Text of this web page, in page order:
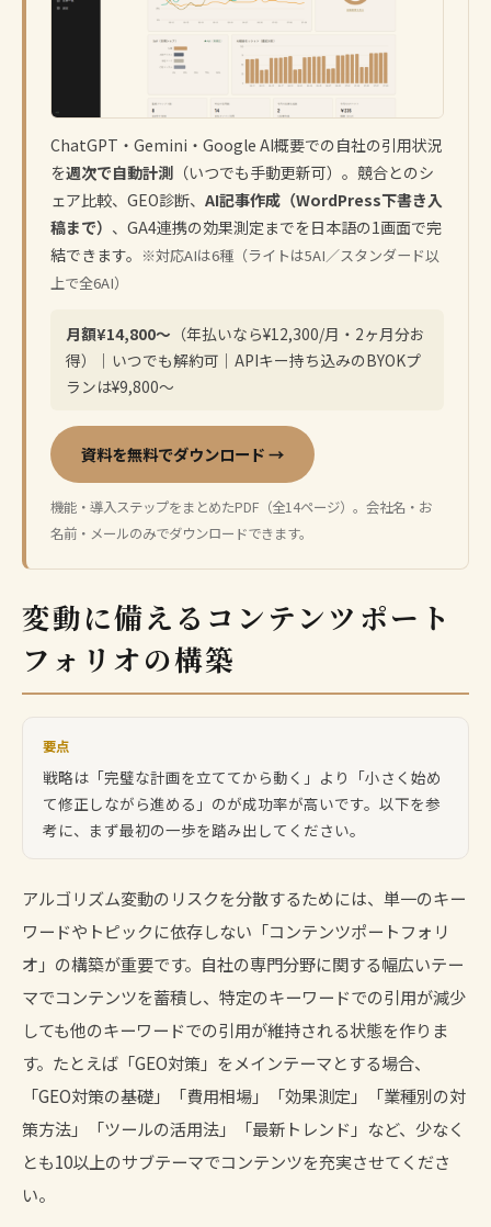
ChatGPT・Gemini・Google AI概要での自社の引用状況
を週次で自動計測 （いつでも手動更新可）。競合とのシ
ェア比較、GEO診断、 AI記事作成（WordPress下書き入
稿まで） 、GA4連携の効果測定までを日本語の1画面で完
結できます。 ※対応AIは6種（ライトは5AI／スタンダード以
上で全6AI）
月額¥14,800〜 （年払いなら¥12,300/月・2ヶ月分お
得）｜いつでも解約可｜APIキー持ち込みのBYOKプ
ランは¥9,800〜
資料を無料でダウンロード →
機能・導入ステップをまとめたPDF（全14ページ）。会社名・お
名前・メールのみでダウンロードできます。
変動に備えるコンテンツポート
フォリオの構築
要点
戦略は「完璧な計画を立ててから動く」より「小さく始め
て修正しながら進める」のが成功率が高いです。以下を参
考に、まず最初の一歩を踏み出してください。
アルゴリズム変動のリスクを分散するためには、単一のキー
ワードやトピックに依存しない「コンテンツポートフォリ
オ」の構築が重要です。自社の専門分野に関する幅広いテー
マでコンテンツを蓄積し、特定のキーワードでの引用が減少
しても他のキーワードでの引用が維持される状態を作りま
す。たとえば「GEO対策」をメインテーマとする場合、
「GEO対策の基礎」「費用相場」「効果測定」「業種別の対
策方法」「ツールの活用法」「最新トレンド」など、少なく
とも10以上のサブテーマでコンテンツを充実させてくださ
い。